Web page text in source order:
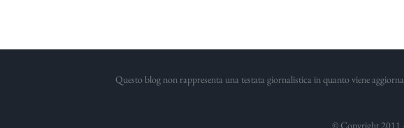
Questo blog non rappresenta una testata giornalistica in quanto viene
© Copyright 2011 -